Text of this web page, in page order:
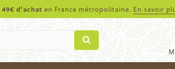
49€ d'achat en France métropolitaine. En savoir